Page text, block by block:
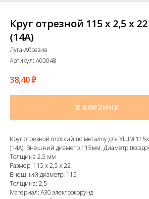
Круг отрезной 115 х 2,5 х 22
(14А)
Луга-Абразив
Артикул: A00048
38,40₽
В КОРЗИНУ
Круг отрезной плоский по металлу для УШМ
(14А). Внешний диаметр 115мм. Диаметр
Толщина 2.5 мм
Размер: 115 х 2,5 х 22
Внешний диаметр: 115
Толщина: 2,5
Материал: А30 электрокорунд